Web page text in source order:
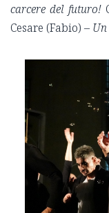
carcere del futuro!
Cesare (Fabio) –